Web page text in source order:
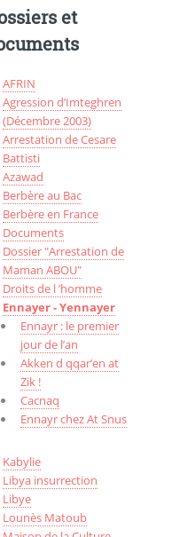
et
AFRIN
Agression d’Imteghren
(Décembre 2003)
Arrestation de Cesare
Battisti
Azawad
Berbère au Bac
Berbère en France
Documents
Dossier "Arrestation de
Maman ABOU"
Droits de l ’homme
Ennayer - Yennayer
Ennayr : le premier
jour de l’an
Akken d qqar’en at
Zik !
Cacnaq
Ennayr chez At Snus
Kabylie
Libya insurrection
Libye
Lounès Matoub